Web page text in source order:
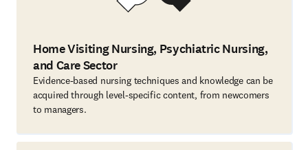
Home Visiting Nursing, Psychiatric Nursing,
and Care Sector
Evidence-based nursing techniques and knowledge can be
acquired through level-specific content, from newcomers
to managers.